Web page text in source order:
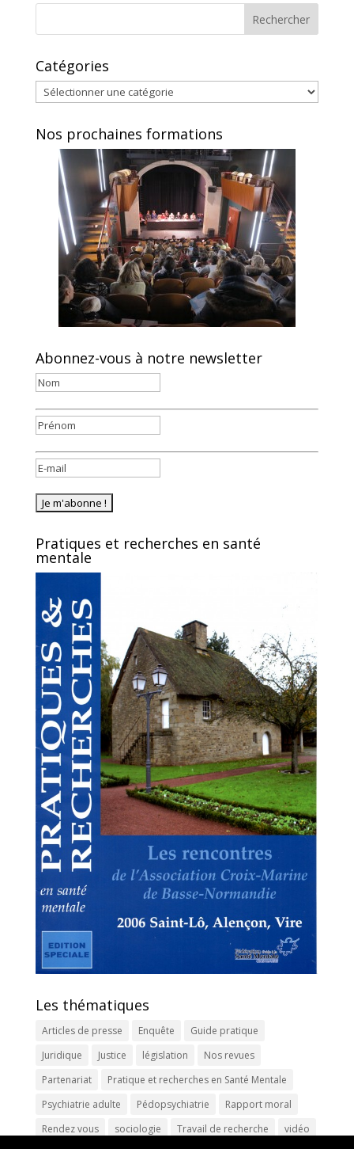
Catégories
Catégories
Nos prochaines formations
Abonnez-vous à notre newsletter
Pratiques et recherches en santé
mentale
Les thématiques
Articles de presse Enquête
Guide pratique
Juridique
Justice législation
Nos revues
Partenariat
Pratique et recherches en Santé Mentale
Psychiatrie adulte
Pédopsychiatrie
Rapport moral
Rendez vous
sociologie Travail de recherche vidéo